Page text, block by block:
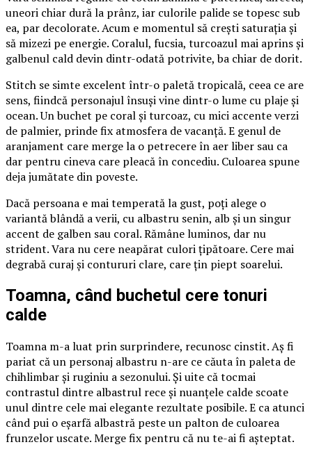
uneori chiar dură la prânz, iar culorile palide se topesc sub
ea, par decolorate. Acum e momentul să crești saturația și
să mizezi pe energie. Coralul, fucsia, turcoazul mai aprins și
galbenul cald devin dintr-odată potrivite, ba chiar de dorit.
Stitch se simte excelent într-o paletă tropicală, ceea ce are
sens, fiindcă personajul însuși vine dintr-o lume cu plaje și
ocean. Un buchet pe coral și turcoaz, cu mici accente verzi
de palmier, prinde fix atmosfera de vacanță. E genul de
aranjament care merge la o petrecere în aer liber sau ca
dar pentru cineva care pleacă în concediu. Culoarea spune
deja jumătate din poveste.
Dacă persoana e mai temperată la gust, poți alege o
variantă blândă a verii, cu albastru senin, alb și un singur
accent de galben sau coral. Rămâne luminos, dar nu
strident. Vara nu cere neapărat culori țipătoare. Cere mai
degrabă curaj și contururi clare, care țin piept soarelui.
Toamna, când buchetul cere tonuri
calde
Toamna m-a luat prin surprindere, recunosc cinstit. Aș fi
pariat că un personaj albastru n-are ce căuta în paleta de
chihlimbar și ruginiu a sezonului. Și uite că tocmai
contrastul dintre albastrul rece și nuanțele calde scoate
unul dintre cele mai elegante rezultate posibile. E ca atunci
când pui o eșarfă albastră peste un palton de culoarea
frunzelor uscate. Merge fix pentru că nu te-ai fi așteptat.